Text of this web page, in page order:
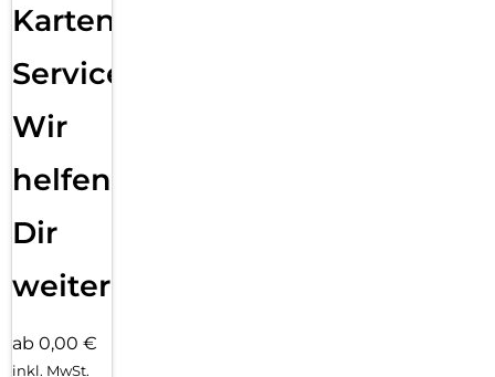
Karten
Service:
Wir
helfen
Dir
weiter
ab 0,00 €
inkl. MwSt.